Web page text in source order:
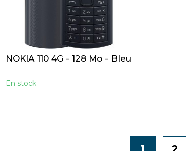
NOKIA 110 4G - 128 Mo - Bleu
En stock